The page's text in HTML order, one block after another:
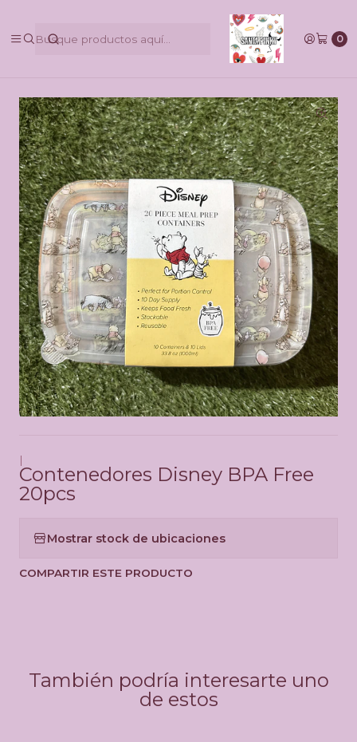
0
@pinkbycamilaruiztagle @camila_pinky_skull
Inicio Contenedores Disney BPA Free 20pcs
|
Contenedores Disney BPA Free
20pcs
Mostrar stock de ubicaciones
COMPARTIR ESTE PRODUCTO
También podría interesarte uno
de estos